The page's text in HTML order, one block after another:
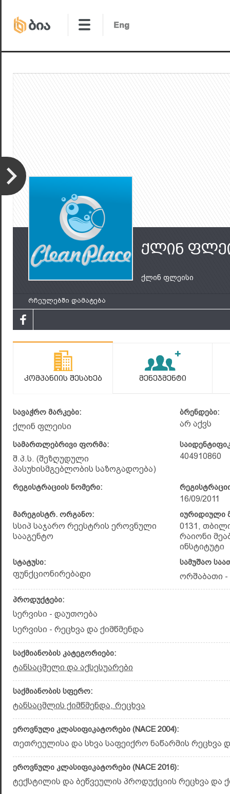
ქლინ
ქლინ ფლეისი
რჩეულებში დამატება
Კომპანიის Შესახებ Მენეჯმენტი
სავაჭრო მარკები:
ქლინ ფლეისი
ბრენდები:
არ აქვს
სამართლებრივი ფორმა:
შ.პ.ს. (შეზღუდული
პასუხისმგებლობის საზოგადოება)
404910860
რეგისტრაციის ნომერი:
16/09/2011
მარეგისტრ. ორგანო:
სსიპ საჯარო რეესტრის ეროვნული
სააგენტო
იურიდიული
0131,
რაიონი
ინსტიტუტი
სტატუსი:
ფუნქციონირებადი
სამუშაო
ორშაბათი -
პროდუქტები:
სერვისი - დაუთოება
სერვისი - რეცხვა და ქიმწმენდა
საქმიანობის კატეგორიები:
ტანსაცმელი და აქსესუარები
საქმიანობის სფერო:
ტანსაცმლის ქიმწმენდა, რეცხვა
ეროვნული კლასიფიკატორები (NACE 2004):
თეთრეულისა და სხვა საფეიქრო ნაწარმის რეცხვა
ეროვნული კლასიფიკატორები (NACE 2016):
ტექსტილის და ბეწვეულის პროდუქციის რეცხვა და